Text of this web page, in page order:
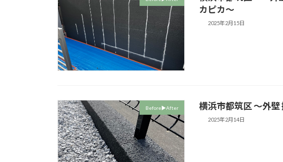
カピカ～
2025年2月15日
Before▶︎After 横浜市都筑区 ～外壁
2025年2月14日